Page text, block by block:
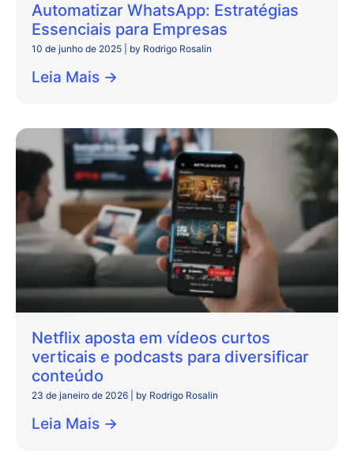
Automatizar WhatsApp: Estratégias
Essenciais para Empresas
10 de junho de 2025 by Rodrigo Rosalin
Leia Mais →
Netflix aposta em vídeos curtos
verticais e podcasts para diversificar
conteúdo
23 de janeiro de 2026 by Rodrigo Rosalin
Leia Mais →